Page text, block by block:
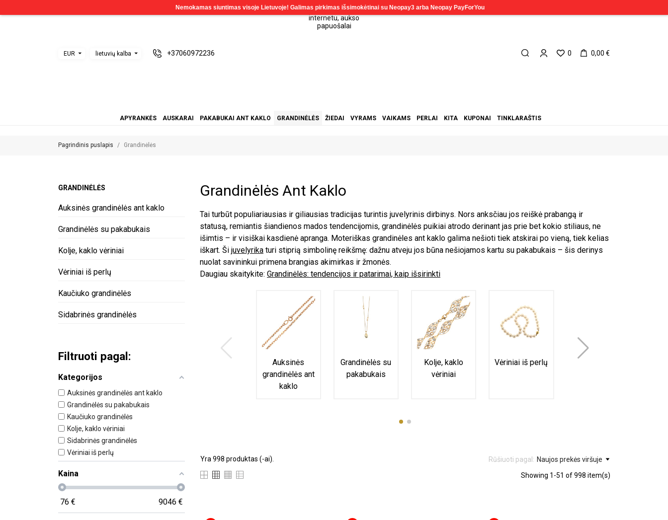
EUR lietuvių kalba +37060972236 0 0,00 €
APYRANKĖS AUSKARAI PAKABUKAI ANT KAKLO GRANDINĖLĖS ŽIEDAI VYRAMS VAIKAMS PERLAI KITA KUPONAI TINKLARAŠTIS
Pagrindinis puslapis Grandinėlės
GRANDINĖLĖS
Auksinės grandinėlės ant kaklo
Grandinėlės su pakabukais
Kolje, kaklo vėriniai
Vėriniai iš perlų
Kaučiuko grandinėlės
Sidabrinės grandinėlės
Filtruoti pagal:
Kategorijos
Auksinės grandinėlės ant kaklo
Grandinėlės su pakabukais
Kaučiuko grandinėlės
Kolje, kaklo vėriniai
Sidabrinės grandinėlės
Vėriniai iš perlų
Kaina
76 € 9046 €
Grandinėlės Ant Kaklo
Tai turbūt populiariausias ir giliausias tradicijas turintis juvelyrinis dirbinys. Nors anksčiau jos reiškė prabangą ir
statusą, remiantis šiandienos mados tendencijomis, grandinėlės puikiai atrodo derinant jas prie bet kokio stiliaus, ne
išimtis – ir visiškai kasdienė apranga. Moteriškas grandinėles ant kaklo galima nešioti tiek atskirai po vieną, tiek kelias
iškart. Ši juvelyrika turi stiprią simbolinę reikšmę: dažnu atveju jos būna nešiojamos kartu su pakabukais – šis derinys
nuolat savininkui primena brangias akimirkas ir žmonės.
Daugiau skaitykite: Grandinėlės: tendencijos ir patarimai, kaip išsirinkti
Auksinės
grandinėlės ant
kaklo
Grandinėlės su
pakabukais
Kolje, kaklo
vėriniai
Vėriniai iš perlų
Yra 998 produktas (-ai). Rūšiuoti pagal: Naujos prekės viršuje
Showing 1-51 of 998 item(s)